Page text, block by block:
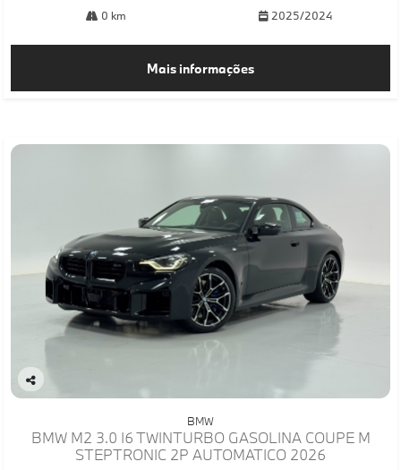
0 km 2025/2024
Mais informações
Co
lhe
BMW
BMW M2 3.0 I6 TWINTURBO GASOLINA COUPE M
STEPTRONIC 2P AUTOMATICO 2026